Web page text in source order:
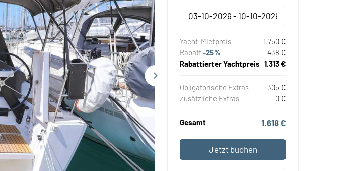
Yacht-Mietpreis
1.750 €
Rabatt-25%
-438 €
Rabattierter Yachtpreis 1.313 €
Obligatorische Extras
305 €
Zusätzliche Extras
0 €
Gesamt 1.618 €
Jetzt buchen